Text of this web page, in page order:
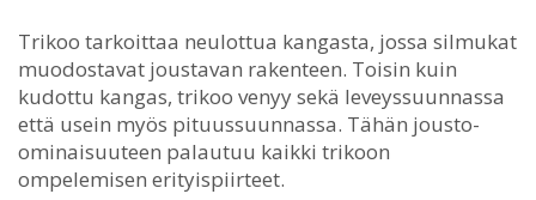
Trikoo tarkoittaa neulottua kangasta, jossa silmukat
muodostavat joustavan rakenteen. Toisin kuin
kudottu kangas, trikoo venyy sekä leveyssuunnassa
että usein myös pituussuunnassa. Tähän jousto-
ominaisuuteen palautuu kaikki trikoon
ompelemisen erityispiirteet.